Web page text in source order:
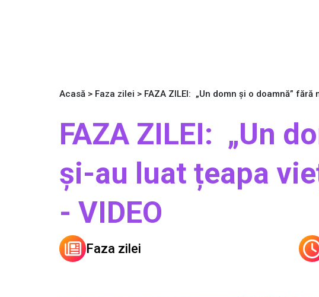
Acasă > Faza zilei > FAZA ZILEI: „Un domn și o doamnă”
FAZA ZILEI: „Un
și-au luat țeapa
- VIDEO
Faza zilei